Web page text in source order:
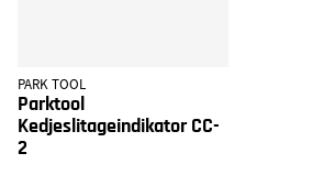
PARK TOOL
Parktool
Kedjeslitageindikator CC-
2